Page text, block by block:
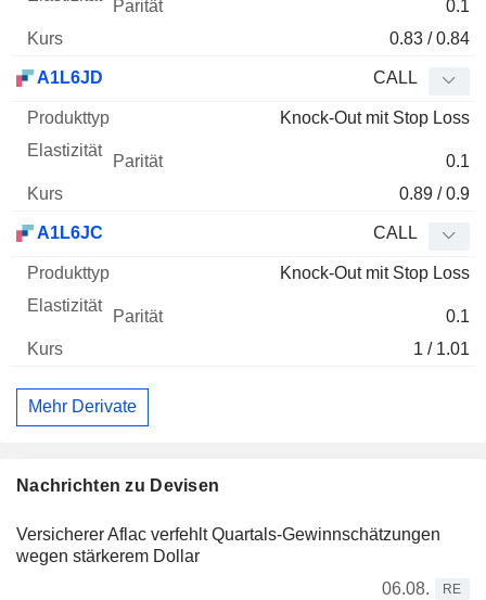
0.1
0.83 / 0.84
A1L6JD CALL
Knock-Out mit Stop Loss
0.1
0.89 / 0.9
A1L6JC CALL
Knock-Out mit Stop Loss
0.1
1 / 1.01
Mehr Derivate
Nachrichten zu Devisen
Versicherer Aflac verfehlt Quartals-Gewinnschätzungen
wegen stärkerem Dollar
06.08.
RE